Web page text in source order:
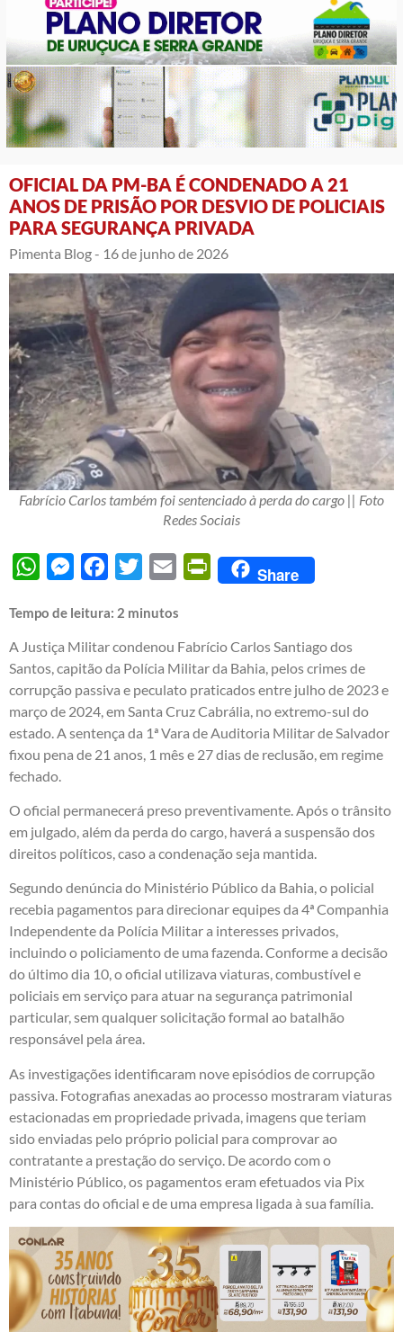
OFICIAL DA PM-BA É CONDENADO A 21
ANOS DE PRISÃO POR DESVIO DE POLICIAIS
PARA SEGURANÇA PRIVADA
Pimenta Blog - 16 de junho de 2026
Fabrício Carlos também foi sentenciado à perda do cargo || Foto
Redes Sociais
WhatsAppMessengerFacebook
Twitter Email PrintFriendly
Share
Tempo de leitura: 2 minutos
A Justiça Militar condenou Fabrício Carlos Santiago dos
Santos, capitão da Polícia Militar da Bahia, pelos crimes de
corrupção passiva e peculato praticados entre julho de 2023 e
março de 2024, em Santa Cruz Cabrália, no extremo-sul do
estado. A sentença da 1ª Vara de Auditoria Militar de Salvador
fixou pena de 21 anos, 1 mês e 27 dias de reclusão, em regime
fechado.
O oficial permanecerá preso preventivamente. Após o trânsito
em julgado, além da perda do cargo, haverá a suspensão dos
direitos políticos, caso a condenação seja mantida.
Segundo denúncia do Ministério Público da Bahia, o policial
recebia pagamentos para direcionar equipes da 4ª Companhia
Independente da Polícia Militar a interesses privados,
incluindo o policiamento de uma fazenda. Conforme a decisão
do último dia 10, o oficial utilizava viaturas, combustível e
policiais em serviço para atuar na segurança patrimonial
particular, sem qualquer solicitação formal ao batalhão
responsável pela área.
As investigações identificaram nove episódios de corrupção
passiva. Fotografias anexadas ao processo mostraram viaturas
estacionadas em propriedade privada, imagens que teriam
sido enviadas pelo próprio policial para comprovar ao
contratante a prestação do serviço. De acordo com o
Ministério Público, os pagamentos eram efetuados via Pix
para contas do oficial e de uma empresa ligada à sua família.